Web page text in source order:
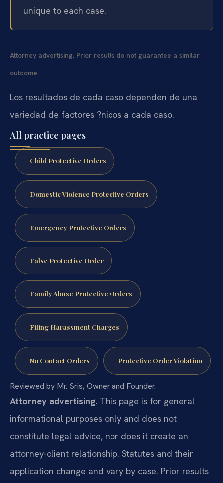
unique to each case.
Attorney advertising. Prior results do not guarantee a similar
outcome.
Los resultados de cada caso dependen de una
variedad de factores ?nicos a cada caso.
All practice pages
Child Protective Orders
Domestic Violence Protective Orders
Emergency Protective Orders
False Protective Order
Family Abuse Protective Orders
Filing Harassment Charges
No Contact Orders Protective Order Violation
Reviewed by Mr. Sris, Owner and Founder.
Attorney advertising. This page is for general
informational purposes only and does not
constitute legal advice, nor does it create an
attorney-client relationship. Statutes and their
application change and vary by case. Prior results